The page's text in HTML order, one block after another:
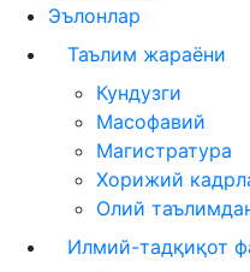
Эълонлар
Таълим жараёни
Кундузги
Масофавий
Магистратура
Хорижий
Олий
Илмий-тадқиқот